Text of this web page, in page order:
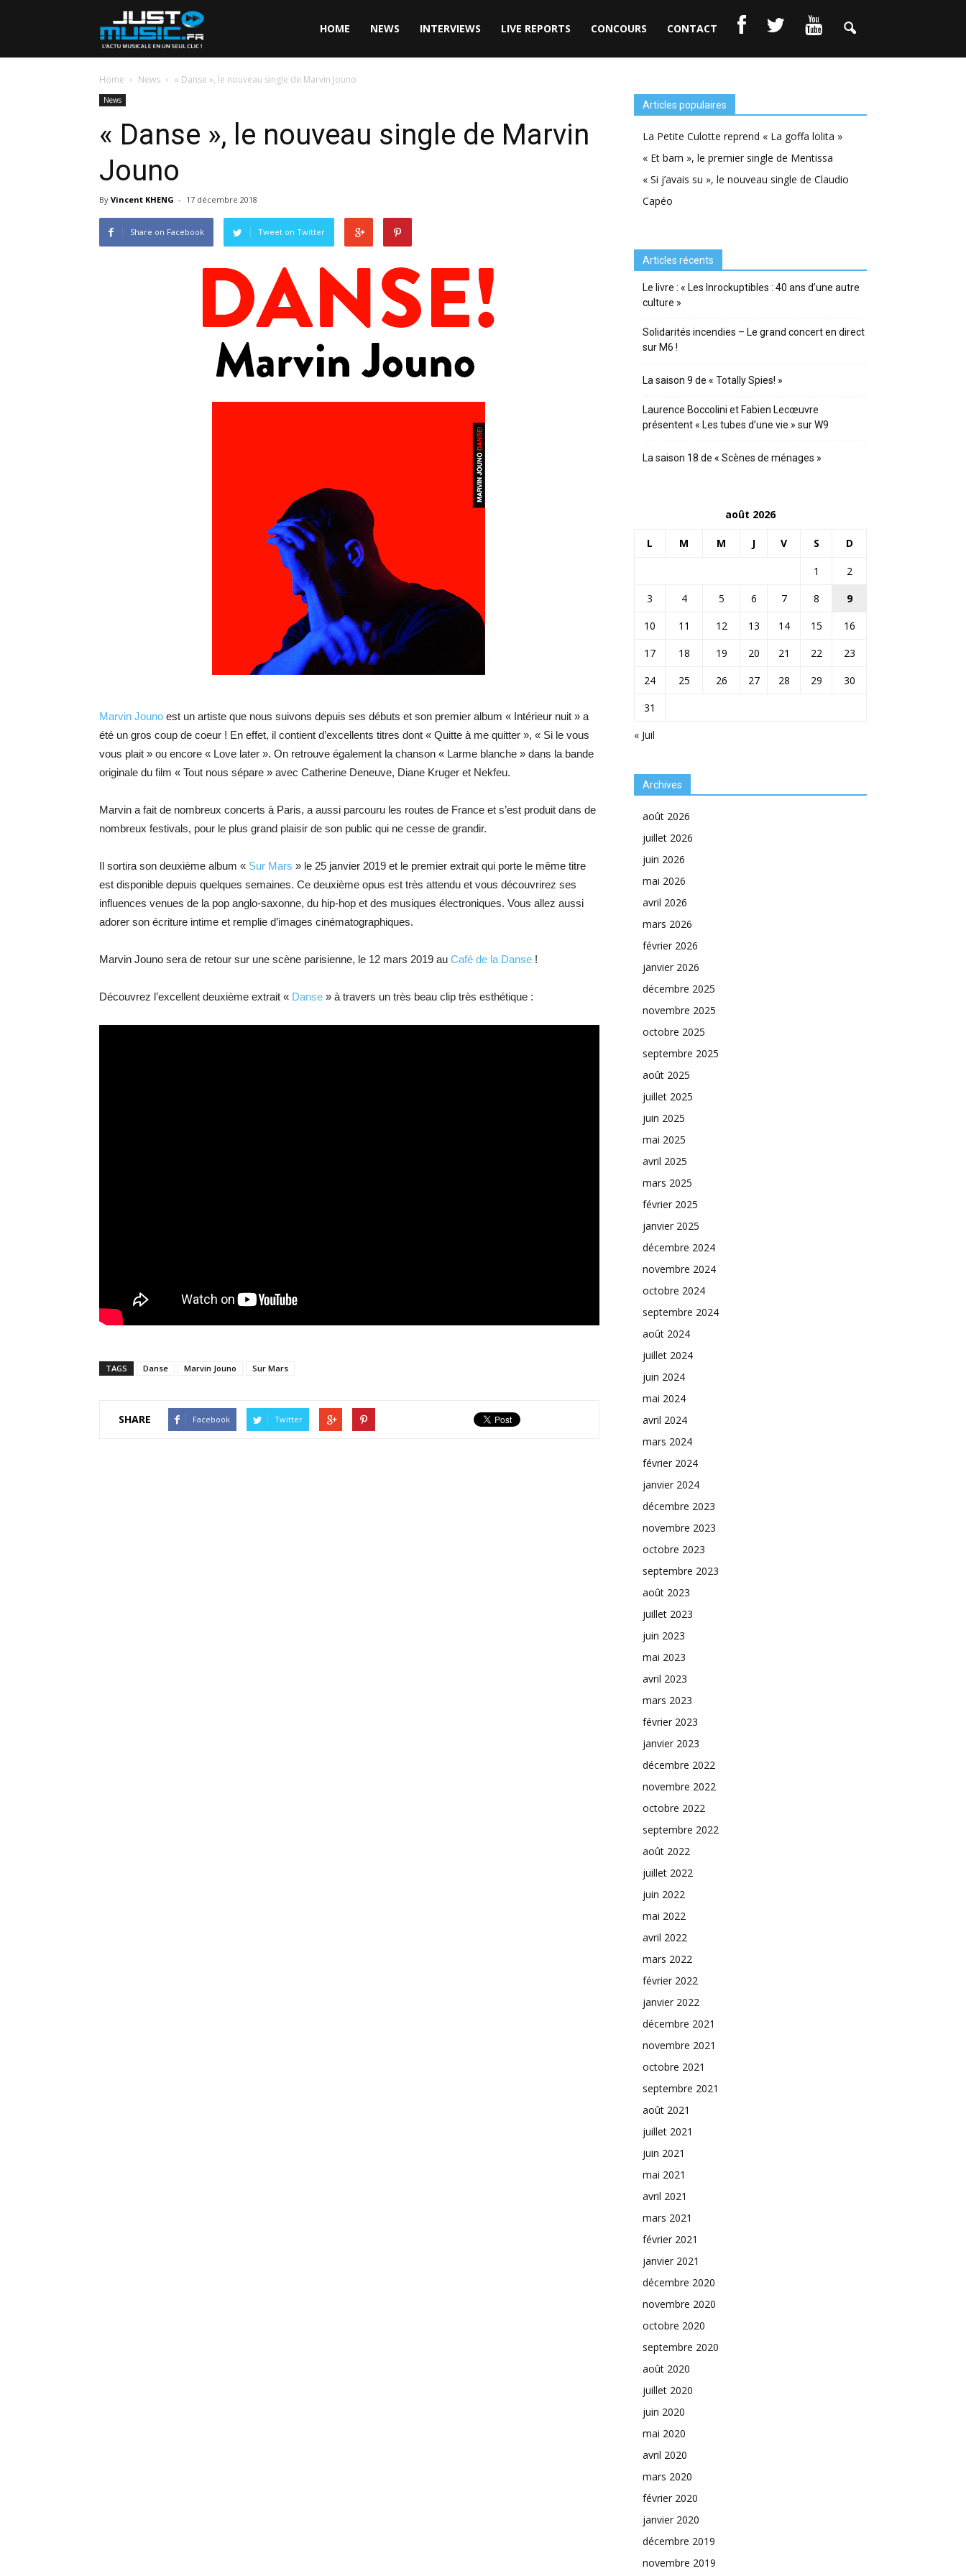
HOME NEWS INTERVIEWS LIVE REPORTS CONCOURS CONTACT
Home News « Danse », le nouveau single de Marvin Jouno
News
« Danse », le nouveau single de Marvin
Jouno
By Vincent KHENG - 17 décembre 2018
Share on Facebook Tweet on Twitter
Marvin Jouno est un artiste que nous suivons depuis ses débuts et son premier album « Intérieur nuit » a
été un gros coup de coeur ! En effet, il contient d’excellents titres dont « Quitte à me quitter », « Si le vous
vous plait » ou encore « Love later ». On retrouve également la chanson « Larme blanche » dans la bande
originale du film « Tout nous sépare » avec Catherine Deneuve, Diane Kruger et Nekfeu.
Marvin a fait de nombreux concerts à Paris, a aussi parcouru les routes de France et s’est produit dans de
nombreux festivals, pour le plus grand plaisir de son public qui ne cesse de grandir.
Il sortira son deuxième album « Sur Mars » le 25 janvier 2019 et le premier extrait qui porte le même titre
est disponible depuis quelques semaines. Ce deuxième opus est très attendu et vous découvrirez ses
influences venues de la pop anglo-saxonne, du hip-hop et des musiques électroniques. Vous allez aussi
adorer son écriture intime et remplie d’images cinématographiques.
Marvin Jouno sera de retour sur une scène parisienne, le 12 mars 2019 au Café de la Danse !
Découvrez l’excellent deuxième extrait « Danse » à travers un très beau clip très esthétique :
TAGS Danse Marvin Jouno Sur Mars
SHARE Facebook Twitter
Articles populaires
La Petite Culotte reprend « La goffa lolita »
« Et bam », le premier single de Mentissa
« Si j’avais su », le nouveau single de Claudio
Capéo
Articles récents
Le livre : « Les Inrockuptibles : 40 ans d’une autre
culture »
Solidarités incendies – Le grand concert en direct
sur M6 !
La saison 9 de « Totally Spies! »
Laurence Boccolini et Fabien Lecœuvre
présentent « Les tubes d’une vie » sur W9
La saison 18 de « Scènes de ménages »
août 2026
L M M J V S D
« Juil
1
2
3
4 5 6 7 8
9
10
11 12 13 14 15
16
17
18 19 20 21 22
23
24
25 26 27 28 29
30
31
Archives
août 2026
juillet 2026
juin 2026
mai 2026
avril 2026
mars 2026
février 2026
janvier 2026
décembre 2025
novembre 2025
octobre 2025
septembre 2025
août 2025
juillet 2025
juin 2025
mai 2025
avril 2025
mars 2025
février 2025
janvier 2025
décembre 2024
novembre 2024
octobre 2024
septembre 2024
août 2024
juillet 2024
juin 2024
mai 2024
avril 2024
mars 2024
février 2024
janvier 2024
décembre 2023
novembre 2023
octobre 2023
septembre 2023
août 2023
juillet 2023
juin 2023
mai 2023
avril 2023
mars 2023
février 2023
janvier 2023
décembre 2022
novembre 2022
octobre 2022
septembre 2022
août 2022
juillet 2022
juin 2022
mai 2022
avril 2022
mars 2022
février 2022
janvier 2022
décembre 2021
novembre 2021
octobre 2021
septembre 2021
août 2021
juillet 2021
juin 2021
mai 2021
avril 2021
mars 2021
février 2021
janvier 2021
décembre 2020
novembre 2020
octobre 2020
septembre 2020
août 2020
juillet 2020
juin 2020
mai 2020
avril 2020
mars 2020
février 2020
janvier 2020
décembre 2019
novembre 2019